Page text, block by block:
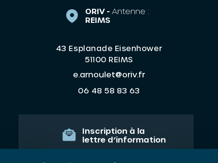
ORIV - Antenne :
REIMS
43 Esplanade Eisenhower
51100 REIMS
e.arnoulet@oriv.fr
06 48 58 83 63
Inscription à la
lettre d’information